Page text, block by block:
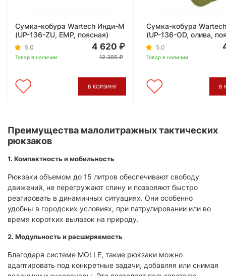
Сумка-кобура Wartech Инди-М
(UP-136-ZU, ЕМР, поясная)
5.0
Товар в наличии
4 620
12 385
В КОРЗИНУ
Сумка-кобура
(UP-136-OD, олива,
5.0
Товар в наличии
В
Преимущества малолитражных тактических
рюкзаков
1. Компактность и мобильность
Рюкзаки объемом до 15 литров обеспечивают свободу
движений, не перегружают спину и позволяют быстро
реагировать в динамичных ситуациях. Они особенно
удобны в городских условиях, при патрулировании или во
время коротких вылазок на природу.
2. Модульность и расширяемость
Благодаря системе MOLLE, такие рюкзаки можно
адаптировать под конкретные задачи, добавляя или снимая